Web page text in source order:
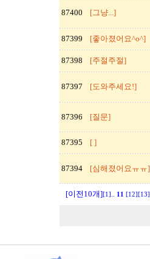
87400 [그냥...]
87399 [좋아졌어요^o^]
87398 [주절주절]
87397 [도와주세요!]
87396 [질문]
87395
[ ]
87394 [심해졌어요ㅠㅠ]
[이전10개][1] 11 [12] [13]